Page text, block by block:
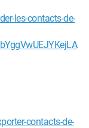
les-contacts-de-
contacts-de-